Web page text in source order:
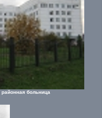
больница